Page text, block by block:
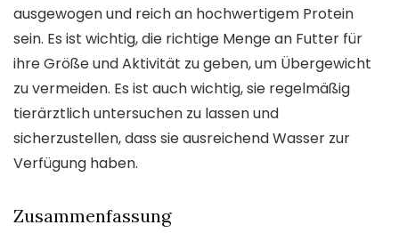
ausgewogen und reich an hochwertigem Protein
sein. Es ist wichtig, die richtige Menge an Futter für
ihre Größe und Aktivität zu geben, um Übergewicht
zu vermeiden. Es ist auch wichtig, sie regelmäßig
tierärztlich untersuchen zu lassen und
sicherzustellen, dass sie ausreichend Wasser zur
Verfügung haben.
Zusammenfassung